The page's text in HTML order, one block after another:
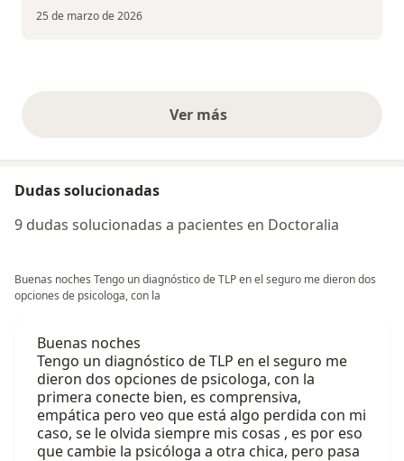
25 de marzo de 2026
Ver másopiniones anteriores
Dudas solucionadas
9 dudas solucionadas a pacientes en Doctoralia
Buenas noches Tengo un diagnóstico de TLP en el seguro me dieron dos
opciones de psicologa, con la
Buenas noches
Tengo un diagnóstico de TLP en el seguro me
dieron dos opciones de psicologa, con la
primera conecte bien, es comprensiva,
empática pero veo que está algo perdida con mi
caso, se le olvida siempre mis cosas , es por eso
que cambie la psicóloga a otra chica, pero pasa